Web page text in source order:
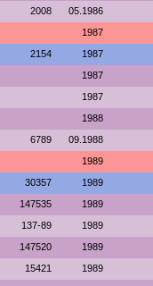
2008 05.1986
1987
2154 1987
1987
1987
1988
6789 09.1988
1989
30357 1989
147535 1989
137-89 1989
147520 1989
15421 1989